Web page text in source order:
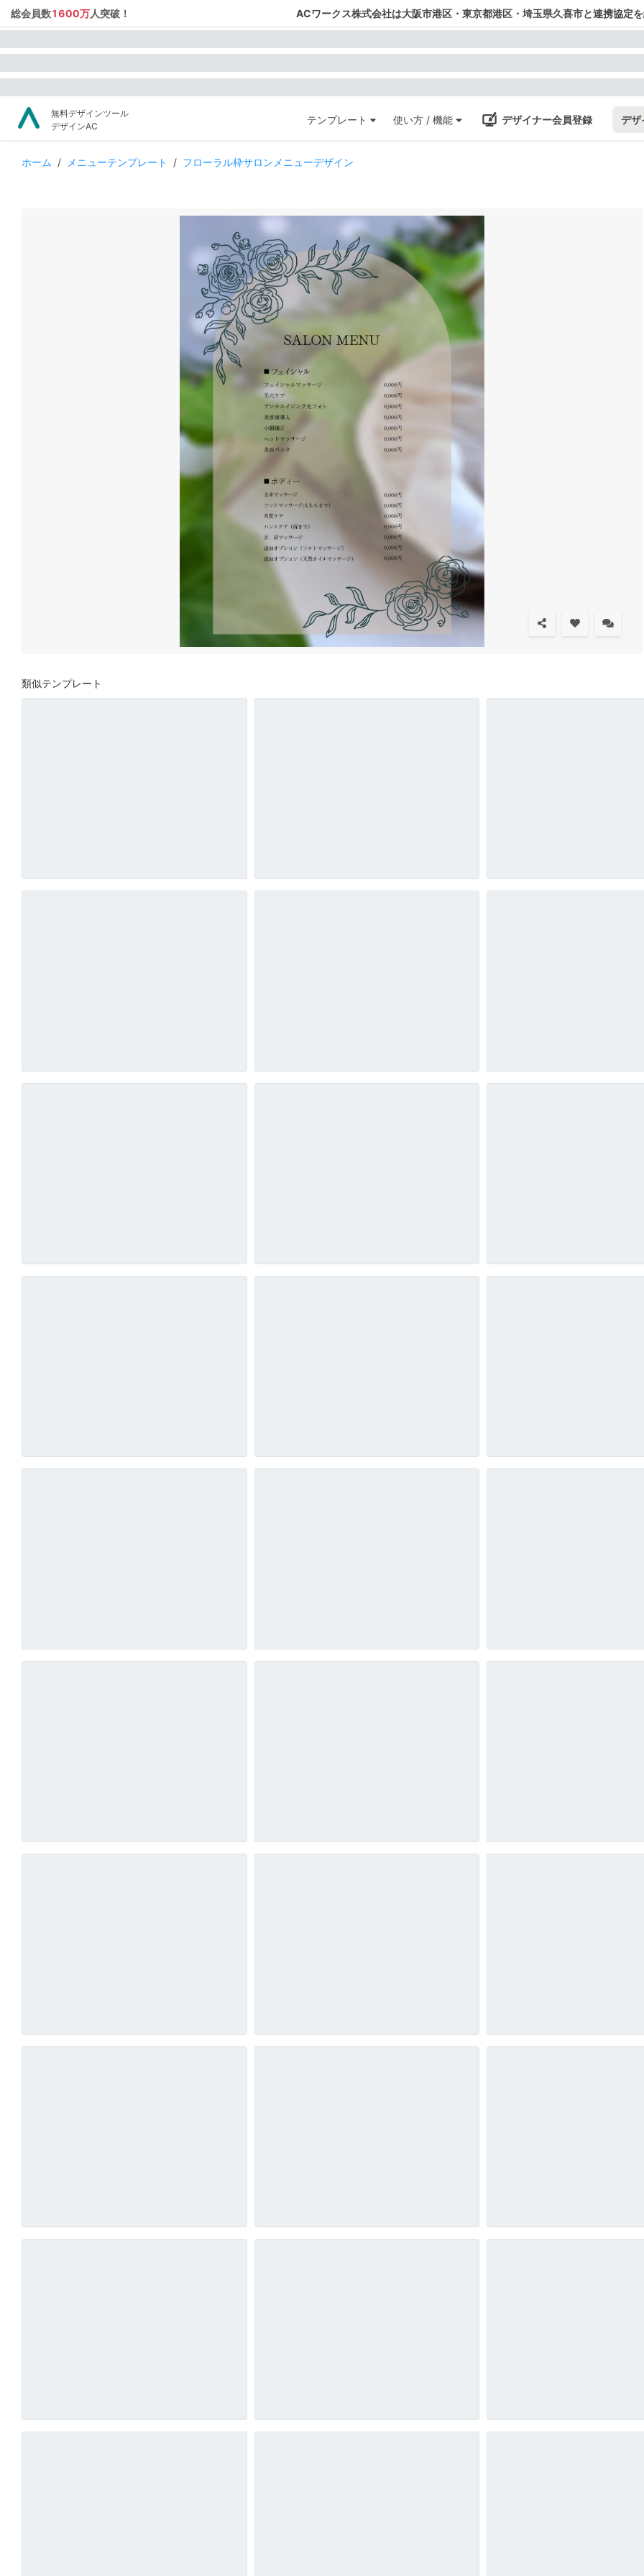
総会員数1600万人突破！ ACワークス株式会社は大阪市港区・東京都港区・埼玉県久喜市と連携協定
無料デザインツール
デザインAC
テンプレート 使い方 / 機能 デザイナー会員登録 デザ
ホーム / メニューテンプレート / フローラル枠サロンメニューデザイン
類似テンプレート